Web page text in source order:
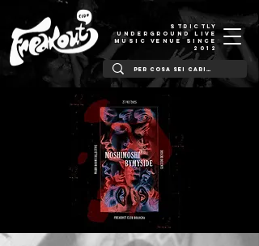
STRICTLY
UNDERGROUND LIVE
MUSIC VENUE SINCE
2012